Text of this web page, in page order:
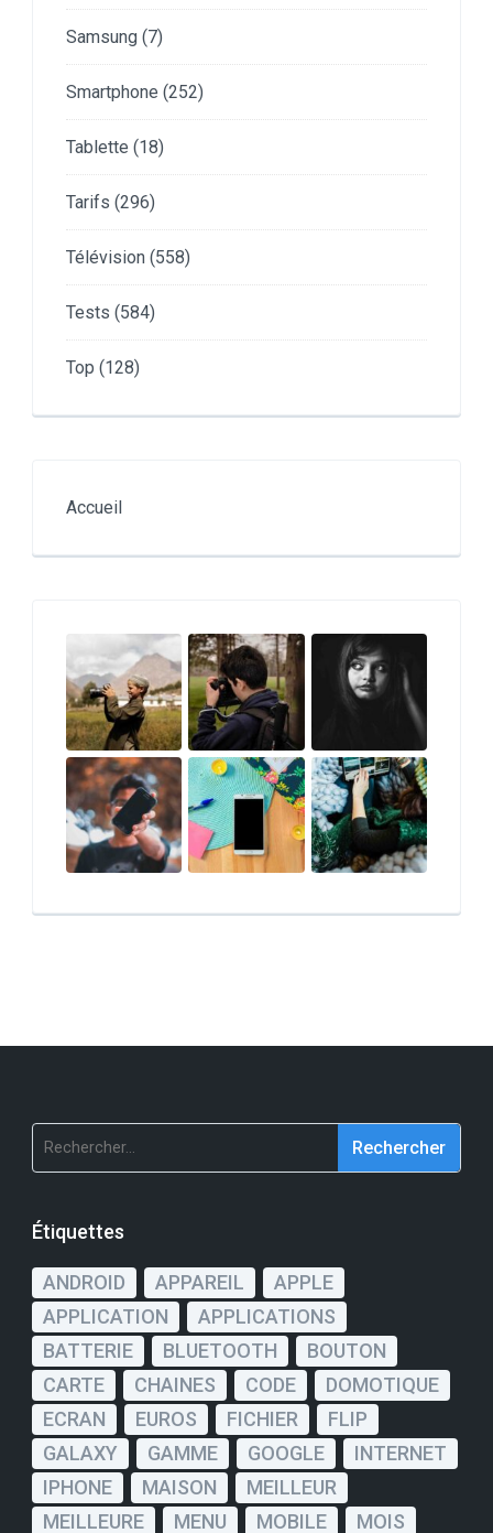
Samsung (7)
Smartphone (252)
Tablette (18)
Tarifs (296)
Télévision (558)
Tests (584)
Top (128)
Accueil
Rechercher :
Étiquettes
ANDROID APPAREIL
APPLE
APPLICATION
APPLICATIONS
BATTERIE
BLUETOOTH
BOUTON
CARTE
CHAINES CODE
DOMOTIQUE
ECRAN
EUROS FICHIER
FLIP
GALAXY
GAMME GOOGLE
INTERNET
IPHONE
MAISON
MEILLEUR
MEILLEURE
MENU MOBILE
MOIS